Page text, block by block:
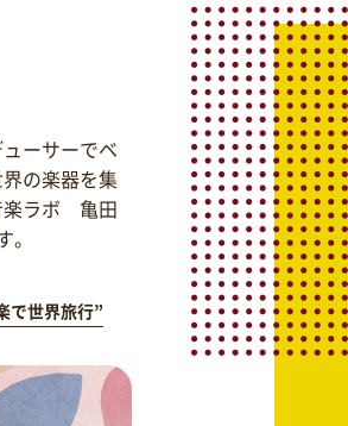
ーサーでベ
の楽器を集
楽ラボ 亀田
で世界旅行”